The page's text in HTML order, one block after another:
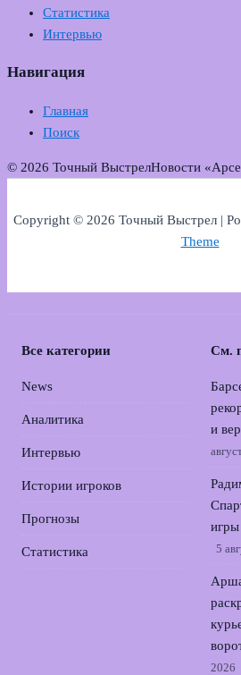
Статистика
Интервью
Навигация
Главная
Поиск
© 2026 Точный ВыстрелНовости
Copyright © 2026 Точный Выстрел |
Theme
Все категории
News
Аналитика
Интервью
Истории игроков
Прогнозы
Статистика
См.
и
5
2026